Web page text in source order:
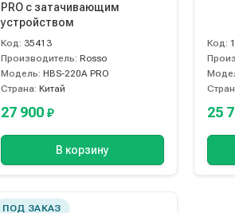
PRO с затачивающим
устройством
Код: 35413
Производитель: Rosso
Модель: HBS-220A PRO
Страна: Китай
27 900 ₽
В корзину
Код:
25
ПОД ЗАКАЗ